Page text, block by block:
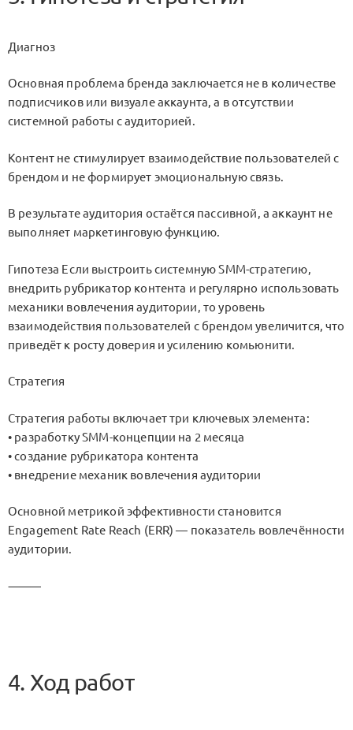
Диагноз
Основная проблема бренда заключается не в количестве
подписчиков или визуале аккаунта, а в отсутствии
системной работы с аудиторией.
Контент не стимулирует взаимодействие пользователей с
брендом и не формирует эмоциональную связь.
В результате аудитория остаётся пассивной, а аккаунт не
выполняет маркетинговую функцию.
Гипотеза Если выстроить системную SMM-стратегию,
внедрить рубрикатор контента и регулярно использовать
механики вовлечения аудитории, то уровень
взаимодействия пользователей с брендом увеличится, что
приведёт к росту доверия и усилению комьюнити.
Стратегия
Стратегия работы включает три ключевых элемента:
• разработку SMM-концепции на 2 месяца
• создание рубрикатора контента
• внедрение механик вовлечения аудитории
Основной метрикой эффективности становится
Engagement Rate Reach (ERR) — показатель вовлечённости
аудитории.
⸻
4. Ход работ